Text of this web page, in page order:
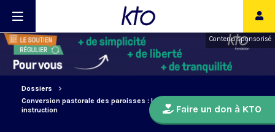
Contenu sponsorisé
Dossiers
Conversion pastorale des paroisses : le Vatican publie une
instruction
Faire un don à KTO